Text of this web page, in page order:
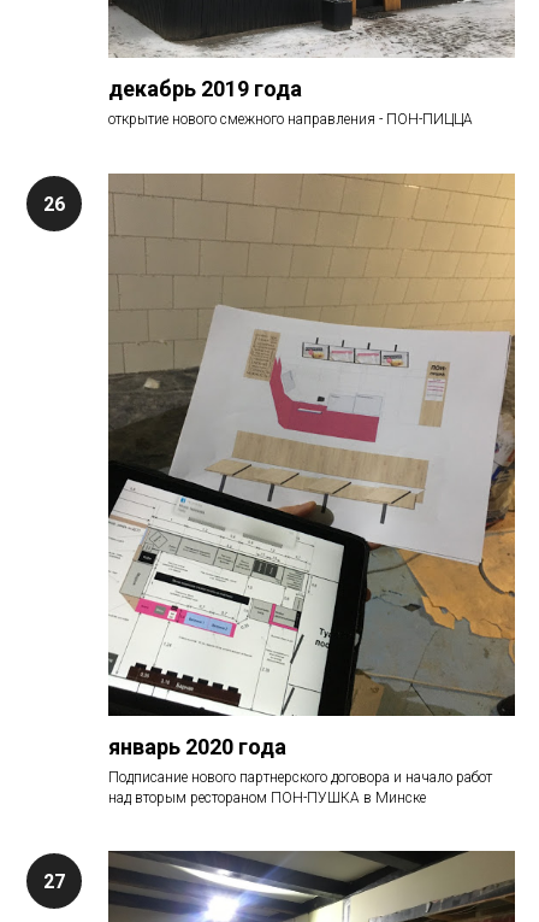
декабрь 2019 года
открытие нового смежного направления - ПОН-ПИЦЦА
январь 2020 года
Подписание нового партнерского договора и начало работ
над вторым рестораном ПОН-ПУШКА в Минске